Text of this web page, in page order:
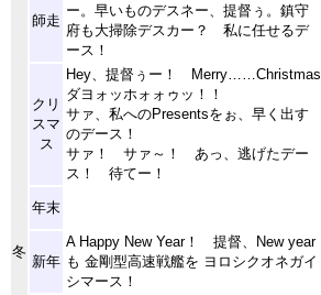
冬
師走
ー。早いものデスネー、提督ぅ。鎮守
府も大掃除デスカー？ 私に任せるデ
ース！
クリ
スマ
ス
Hey、提督ぅー！ Merry……Christmas
ダヨォッホォォゥッ！！
サァ、私へのPresentsをぉ、早く出す
のデース！
サァ！ サァ～！ あっ、逃げたデー
ス！ 待てー！
年末
新年
A Happy New Year！ 提督、New year
も 金剛型高速戦艦を ヨロシクオネガイ
シマース！